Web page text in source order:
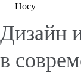
Носу
Дизайн
в